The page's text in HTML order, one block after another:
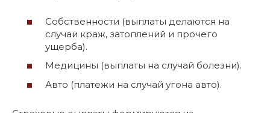
Собственности (выплаты делаются на
случаи краж, затоплений и прочего
ущерба).
Медицины (выплаты на случай болезни).
Авто (платежи на случай угона авто).